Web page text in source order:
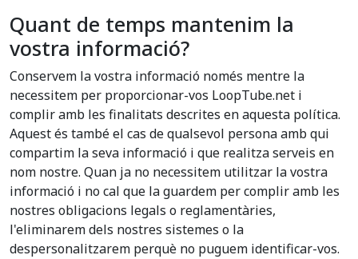
Quant de temps mantenim la
vostra informació?
Conservem la vostra informació només mentre la
necessitem per proporcionar-vos LoopTube.net i
complir amb les finalitats descrites en aquesta política.
Aquest és també el cas de qualsevol persona amb qui
compartim la seva informació i que realitza serveis en
nom nostre. Quan ja no necessitem utilitzar la vostra
informació i no cal que la guardem per complir amb les
nostres obligacions legals o reglamentàries,
l'eliminarem dels nostres sistemes o la
despersonalitzarem perquè no puguem identificar-vos.